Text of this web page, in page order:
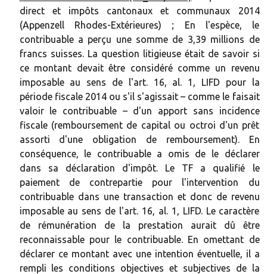
direct et impôts cantonaux et communaux 2014
(Appenzell Rhodes-Extérieures) ; En l'espèce, le
contribuable a perçu une somme de 3,39 millions de
francs suisses. La question litigieuse était de savoir si
ce montant devait être considéré comme un revenu
imposable au sens de l'art. 16, al. 1, LIFD pour la
période fiscale 2014 ou s'il s'agissait – comme le faisait
valoir le contribuable – d'un apport sans incidence
fiscale (remboursement de capital ou octroi d'un prêt
assorti d'une obligation de remboursement). En
conséquence, le contribuable a omis de le déclarer
dans sa déclaration d'impôt. Le TF a qualifié le
paiement de contrepartie pour l'intervention du
contribuable dans une transaction et donc de revenu
imposable au sens de l'art. 16, al. 1, LIFD. Le caractère
de rémunération de la prestation aurait dû être
reconnaissable pour le contribuable. En omettant de
déclarer ce montant avec une intention éventuelle, il a
rempli les conditions objectives et subjectives de la